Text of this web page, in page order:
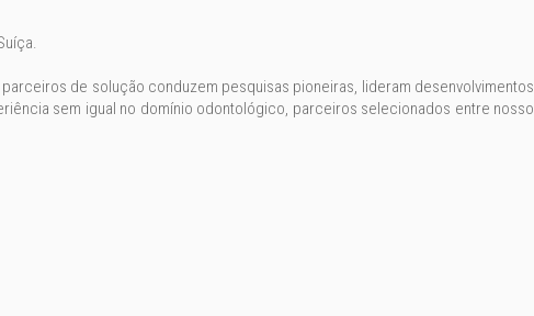
de solução conduzem pesquisas pioneiras, lideram desenvolvimentos
sem igual no domínio odontológico, parceiros selecionados entre nosso